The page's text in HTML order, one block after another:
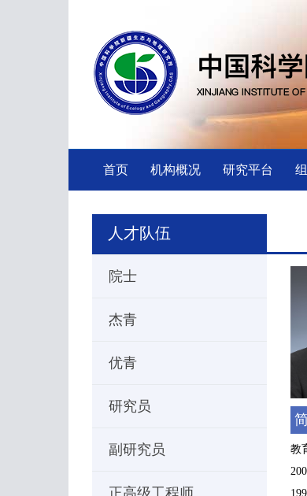
首页 机构概况 研究平台
人才队伍
院士
杰青
优青
研究员
副研究员
正高级工程师
教